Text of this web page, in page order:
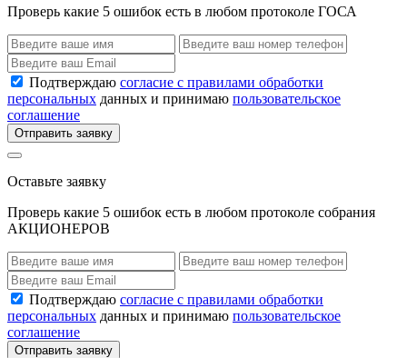
Проверь какие 5 ошибок есть в любом протоколе ГОСА
Подтверждаю согласие с правилами обработки
персональных данных и принимаю пользовательское
соглашение
Отправить заявку
Оставьте заявку
Проверь какие 5 ошибок есть в любом протоколе собрания
АКЦИОНЕРОВ
Подтверждаю согласие с правилами обработки
персональных данных и принимаю пользовательское
соглашение
Отправить заявку